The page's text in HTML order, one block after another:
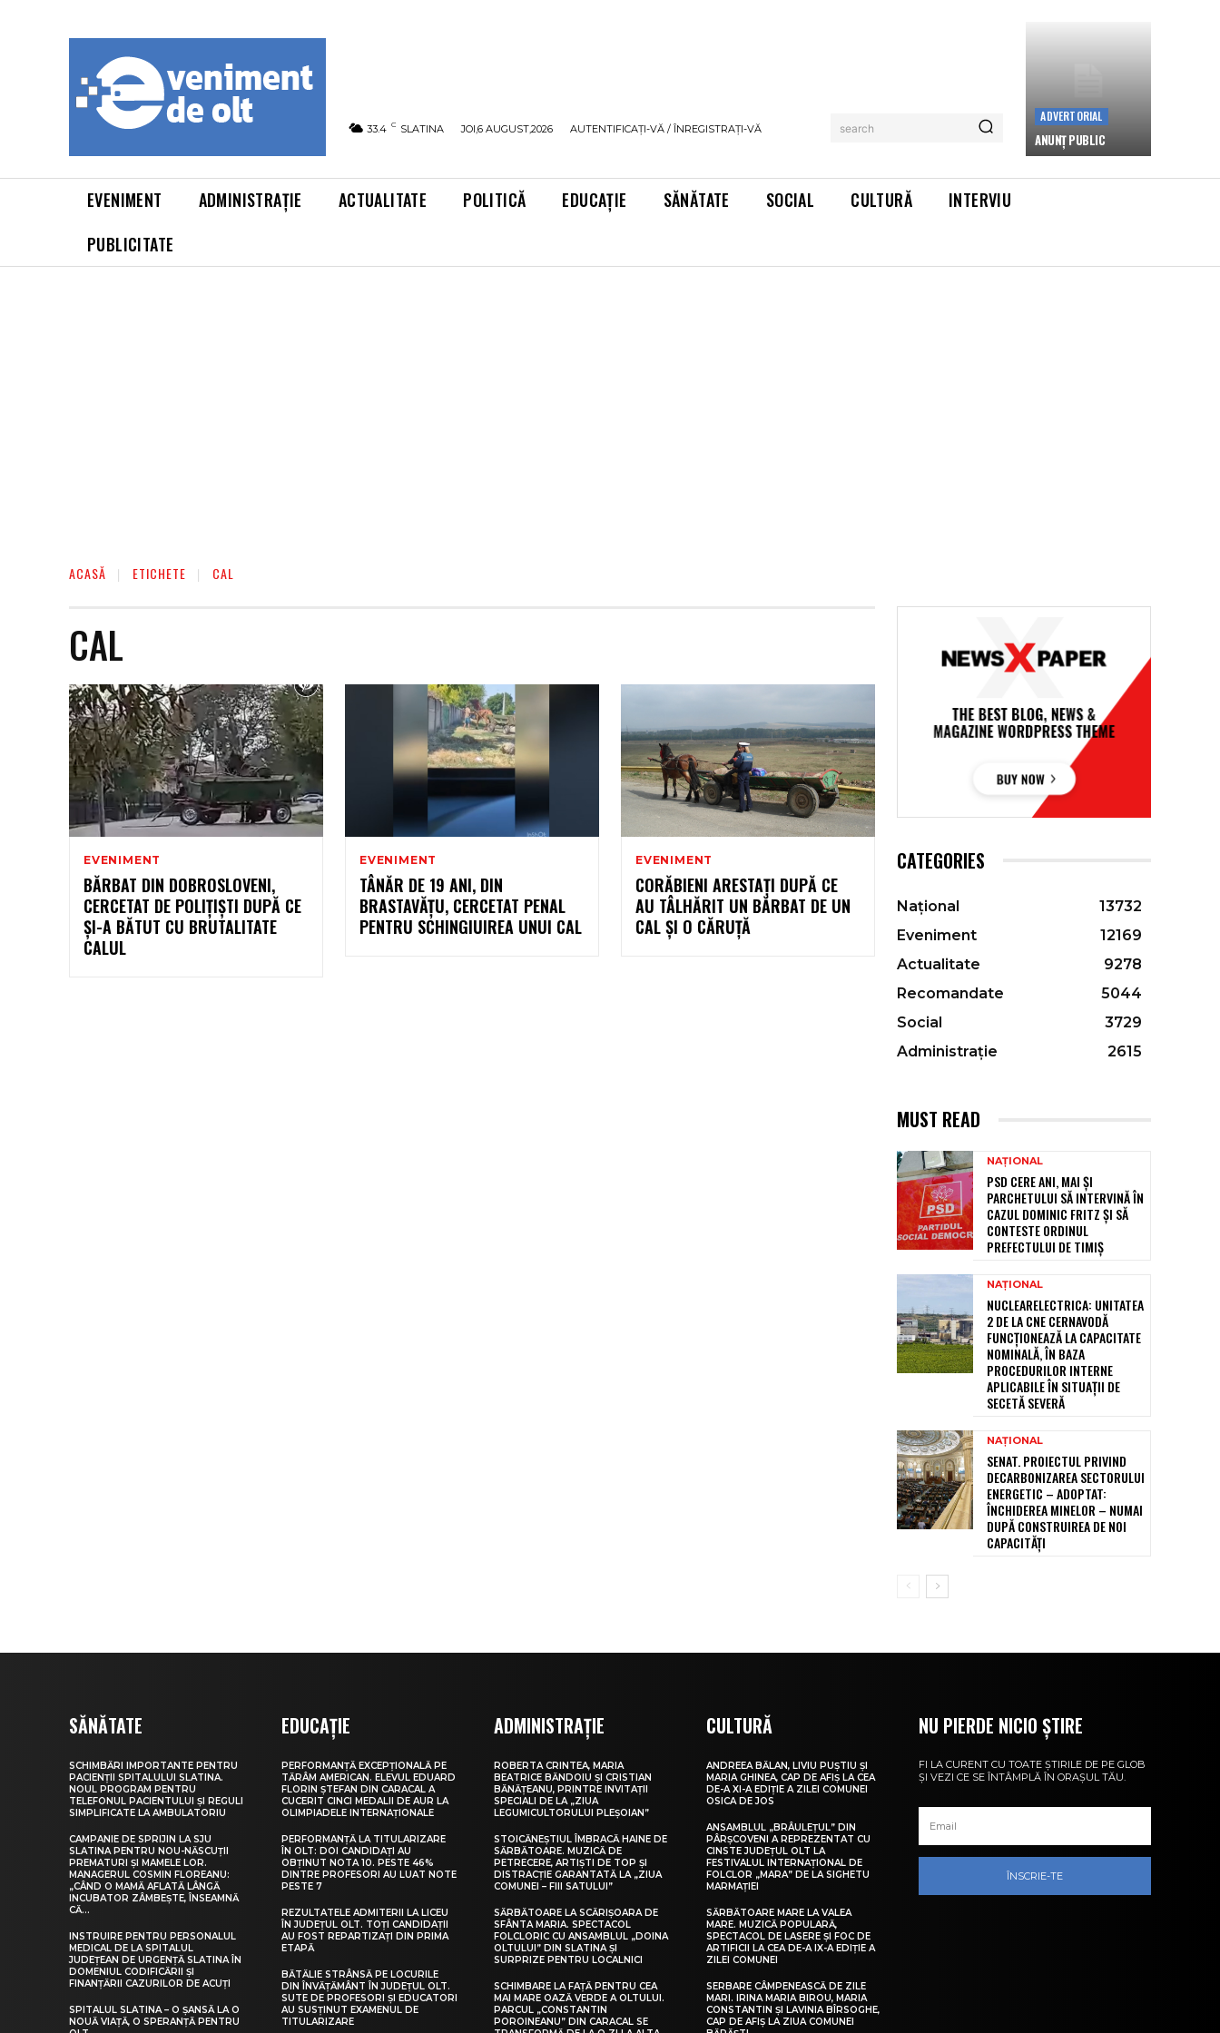
33.4 C SLATINA JOI,6 AUGUST,2026 AUTENTIFICAȚI-VĂ / ÎNREGISTRAȚI-VĂ search
ADVERTORIAL
ANUNȚ PUBLIC
EVENIMENT ADMINISTRAȚIE ACTUALITATE POLITICĂ EDUCAȚIE SĂNĂTATE SOCIAL CULTURĂ
INTERVIU
PUBLICITATE
ACASĂ ETICHETE CAL
CAL
EVENIMENT
BĂRBAT DIN DOBROSLOVENI,
CERCETAT DE POLIȚIȘTI DUPĂ CE
ȘI-A BĂTUT CU BRUTALITATE
CALUL
EVENIMENT
TÂNĂR DE 19 ANI, DIN
BRASTAVĂȚU, CERCETAT PENAL
PENTRU SCHINGIUIREA UNUI CAL
EVENIMENT
CORĂBIENI ARESTAŢI DUPĂ CE
AU TÂLHĂRIT UN BĂRBAT DE UN
CAL ŞI O CĂRUŢĂ
CATEGORIES
Național
13732
Eveniment
12169
Actualitate
9278
Recomandate
5044
Social
3729
Administrație
2615
MUST READ
NAȚIONAL
PSD CERE ANI, MAI ȘI
PARCHETULUI SĂ INTERVINĂ ÎN
CAZUL DOMINIC FRITZ ȘI SĂ
CONTESTE ORDINUL
PREFECTULUI DE TIMIȘ
NAȚIONAL
NUCLEARELECTRICA: UNITATEA
2 DE LA CNE CERNAVODĂ
FUNCȚIONEAZĂ LA CAPACITATE
NOMINALĂ, ÎN BAZA
PROCEDURILOR INTERNE
APLICABILE ÎN SITUAȚII DE
SECETĂ SEVERĂ
NAȚIONAL
SENAT. PROIECTUL PRIVIND
DECARBONIZAREA SECTORULUI
ENERGETIC – ADOPTAT:
ÎNCHIDEREA MINELOR – NUMAI
DUPĂ CONSTRUIREA DE NOI
CAPACITĂȚI
SĂNĂTATE
SCHIMBĂRI IMPORTANTE PENTRU
PACIENȚII SPITALULUI SLATINA.
NOUL PROGRAM PENTRU
TELEFONUL PACIENTULUI ȘI REGULI
SIMPLIFICATE LA AMBULATORIU
CAMPANIE DE SPRIJIN LA SJU
SLATINA PENTRU NOU-NĂSCUȚII
PREMATURI ȘI MAMELE LOR.
MANAGERUL COSMIN FLOREANU:
„CÂND O MAMĂ AFLATĂ LÂNGĂ
INCUBATOR ZÂMBEȘTE, ÎNSEAMNĂ
CĂ...
INSTRUIRE PENTRU PERSONALUL
MEDICAL DE LA SPITALUL
JUDEȚEAN DE URGENȚĂ SLATINA ÎN
DOMENIUL CODIFICĂRII ȘI
FINANȚĂRII CAZURILOR DE ACUȚI
SPITALUL SLATINA – O ȘANSĂ LA O
NOUĂ VIAȚĂ, O SPERANȚĂ PENTRU
EDUCAȚIE
PERFORMANȚĂ EXCEPȚIONALĂ PE
TĂRÂM AMERICAN. ELEVUL EDUARD
FLORIN ȘTEFAN DIN CARACAL A
CUCERIT CINCI MEDALII DE AUR LA
OLIMPIADELE INTERNAȚIONALE
PERFORMANȚĂ LA TITULARIZARE
ÎN OLT: DOI CANDIDAȚI AU
OBȚINUT NOTA 10. PESTE 46%
DINTRE PROFESORI AU LUAT NOTE
PESTE 7
REZULTATELE ADMITERII LA LICEU
ÎN JUDEȚUL OLT. TOȚI CANDIDAȚII
AU FOST REPARTIZAȚI DIN PRIMA
ETAPĂ
BĂTĂLIE STRÂNSĂ PE LOCURILE
DIN ÎNVĂȚĂMÂNT ÎN JUDEȚUL OLT.
SUTE DE PROFESORI ȘI EDUCATORI
AU SUSȚINUT EXAMENUL DE
TITULARIZARE
ADMINISTRAȚIE
ROBERTA CRINTEA, MARIA
BEATRICE BĂNDOIU ȘI CRISTIAN
BĂNĂȚEANU, PRINTRE INVITAȚII
SPECIALI DE LA „ZIUA
LEGUMICULTORULUI PLEȘOIAN”
STOICĂNEȘTIUL ÎMBRACĂ HAINE DE
SĂRBĂTOARE. MUZICĂ DE
PETRECERE, ARTIȘTI DE TOP ȘI
DISTRACȚIE GARANTATĂ LA „ZIUA
COMUNEI – FIII SATULUI”
SĂRBĂTOARE LA SCĂRIȘOARA DE
SFÂNTA MARIA. SPECTACOL
FOLCLORIC CU ANSAMBLUL „DOINA
OLTULUI” DIN SLATINA ȘI
SURPRIZE PENTRU LOCALNICI
SCHIMBARE LA FAȚĂ PENTRU CEA
MAI MARE OAZĂ VERDE A OLTULUI.
PARCUL „CONSTANTIN
POROINEANU” DIN CARACAL SE
CULTURĂ
ANDREEA BĂLAN, LIVIU PUȘTIU ȘI
MARIA GHINEA, CAP DE AFIȘ LA CEA
DE-A XI-A EDIȚIE A ZILEI COMUNEI
OSICA DE JOS
ANSAMBLUL „BRÂULEȚUL” DIN
PÂRȘCOVENI A REPREZENTAT CU
CINSTE JUDEȚUL OLT LA
FESTIVALUL INTERNAȚIONAL DE
FOLCLOR „MARA” DE LA SIGHETU
MARMAȚIEI
SĂRBĂTOARE MARE LA VALEA
MARE. MUZICĂ POPULARĂ,
SPECTACOL DE LASERE ȘI FOC DE
ARTIFICII LA CEA DE-A IX-A EDIȚIE A
ZILEI COMUNEI
SERBARE CÂMPENEASCĂ DE ZILE
MARI. IRINA MARIA BIROU, MARIA
CONSTANTIN ȘI LAVINIA BÎRSOGHE,
CAP DE AFIȘ LA ZIUA COMUNEI
NU PIERDE NICIO ȘTIRE
FI LA CURENT CU TOATE ȘTIRILE DE PE GLOB
ȘI VEZI CE SE ÎNTÂMPLĂ ÎN ORAȘUL TĂU.
ÎNSCRIE-TE